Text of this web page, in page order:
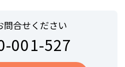
問合せください
001-527